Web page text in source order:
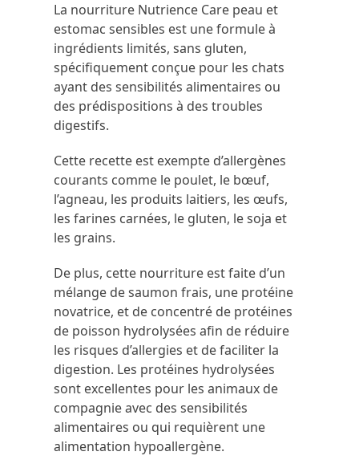
La nourriture Nutrience Care peau et
estomac sensibles est une formule à
ingrédients limités, sans gluten,
spécifiquement conçue pour les chats
ayant des sensibilités alimentaires ou
des prédispositions à des troubles
digestifs.
Cette recette est exempte d’allergènes
courants comme le poulet, le bœuf,
l’agneau, les produits laitiers, les œufs,
les farines carnées, le gluten, le soja et
les grains.
De plus, cette nourriture est faite d’un
mélange de saumon frais, une protéine
novatrice, et de concentré de protéines
de poisson hydrolysées afin de réduire
les risques d’allergies et de faciliter la
digestion. Les protéines hydrolysées
sont excellentes pour les animaux de
compagnie avec des sensibilités
alimentaires ou qui requièrent une
alimentation hypoallergène.